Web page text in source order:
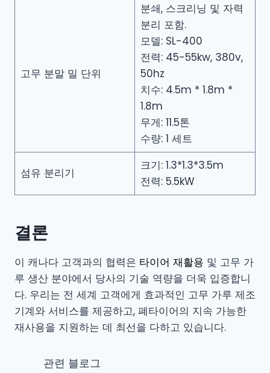
고무 분말 밀 단위
분쇄, 스크리닝 및 자력
분리 포함.
모델: SL-400
전력: 45-55kw, 380v,
50hz
치수: 4.5m * 1.8m *
1.8m
무게: 11.5톤
수량: 1 세트
섬유 분리기
크기: 1.3*1.3*3.5m
전력: 5.5kW
결론
이 캐나다 고객과의 협력은 타이어 재활용 및 고무 가
루 생산 분야에서 당사의 기술 역량을 더욱 입증합니
다. 우리는 전 세계 고객에게 효과적인 고무 가루 제조
기계와 서비스를 제공하고, 폐타이어의 지속 가능한
재사용을 지원하는 데 최선을 다하고 있습니다.
관련 블로그